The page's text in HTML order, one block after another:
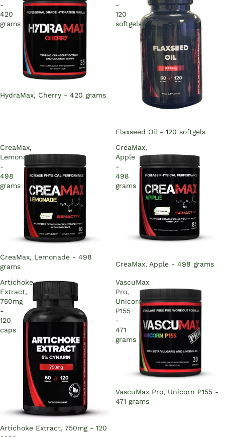
-
420
grams
Sold out
HydraMax, Cherry - 420 grams
-
120
softgels
Sold out
Flaxseed Oil - 120 softgels
CreaMax,
Lemonade
-
498
grams
Sold out
CreaMax, Lemonade - 498
grams
CreaMax,
Apple
-
498
grams
Sold out
CreaMax, Apple - 498 grams
Artichoke
Extract,
750mg
-
120
caps
Sold out
Artichoke Extract, 750mg - 120
VascuMax
Pro,
Unicorn
P155
-
471
grams
Sold out
VascuMax Pro, Unicorn P155 -
471 grams